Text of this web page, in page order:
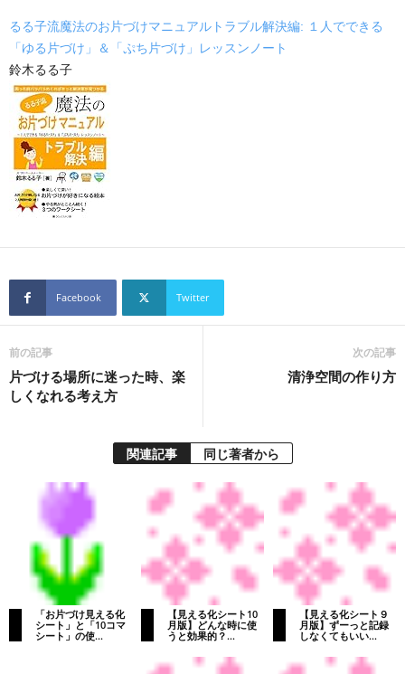
るる子流魔法のお片づけマニュアルトラブル解決編: １人でできる
「ゆる片づけ」＆「ぷち片づけ」レッスンノート
鈴木るる子
Facebook Twitter
前の記事
片づける場所に迷った時、楽
しくなれる考え方
次の記事
清浄空間の作り方
関連記事 同じ著者から
「お片づけ見える化
シート」と「10コマ
シート」の使...
【見える化シート10
月版】どんな時に使
うと効果的？...
【見える化シート９
月版】ずーっと記録
しなくてもいい...